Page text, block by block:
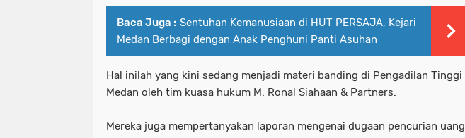
Baca Juga : Sentuhan Kemanusiaan di HUT PERSAJA, Kejari
Medan Berbagi dengan Anak Penghuni Panti Asuhan
Hal inilah yang kini sedang menjadi materi banding di Pengadilan Tinggi
Medan oleh tim kuasa hukum M. Ronal Siahaan & Partners.
Mereka juga mempertanyakan laporan mengenai dugaan pencurian uang